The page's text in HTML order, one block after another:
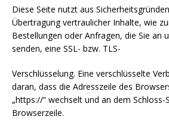
Diese Seite nutzt aus
Übertragung vertraulicher Inhalte, wie
Bestellungen oder Anfragen, die Sie an
senden, eine SSL- bzw. TLS-
Verschlüsselung. Eine verschlüsselte
daran, dass die Adresszeile des
„https://“ wechselt und an dem
Browserzeile.